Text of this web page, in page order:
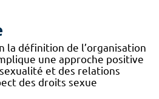
la définition de l’organisation
une approche positive
et des relations
des droits sexue